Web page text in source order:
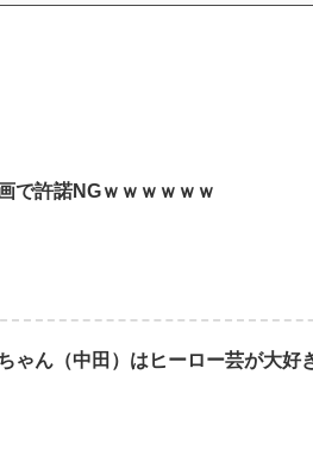
で許諾NGｗｗｗｗｗｗ
ゃん（中田）はヒーロー芸が大好